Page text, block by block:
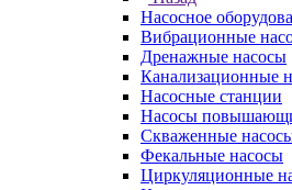
Насосное
Вибрационные
Дренажные насосы
Канализационные
Насосные станции
Насосы
Скваженные
Фекальные насосы
Циркуляционные